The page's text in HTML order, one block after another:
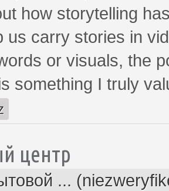
how storytelling
us carry stories in
or visuals, the
something I truly
центр
...